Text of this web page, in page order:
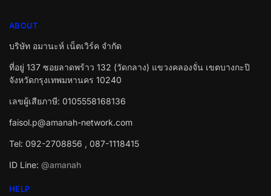
ABOUT
บริษัท อมานะห์ เน็ตเวิร์ค จำกัด
ที่อยู่ 137 ซอยลาดพร้าว 132 (วัดกลาง) แขวงคลองจั่น เขตบางกะปิ
จังหวัดกรุงเทพมหานคร 10240
เลขผู้เสียภาษี: 0105558168136
faisol.p@amanah-network.com
Tel: 092-2708856 , 087-1118415
ID Line: @amanah
HELP